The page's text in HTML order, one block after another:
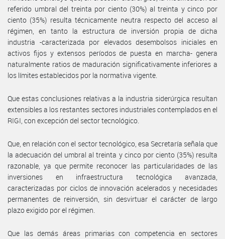
referido umbral del treinta por ciento (30%) al treinta y cinco por
ciento (35%) resulta técnicamente neutra respecto del acceso al
régimen, en tanto la estructura de inversión propia de dicha
industria -caracterizada por elevados desembolsos iniciales en
activos fijos y extensos períodos de puesta en marcha- genera
naturalmente ratios de maduración significativamente inferiores a
los límites establecidos por la normativa vigente.
Que estas conclusiones relativas a la industria siderúrgica resultan
extensibles a los restantes sectores industriales contemplados en el
RIGI, con excepción del sector tecnológico.
Que, en relación con el sector tecnológico, esa Secretaría señala que
la adecuación del umbral al treinta y cinco por ciento (35%) resulta
razonable, ya que permite reconocer las particularidades de las
inversiones en infraestructura tecnológica avanzada,
caracterizadas por ciclos de innovación acelerados y necesidades
permanentes de reinversión, sin desvirtuar el carácter de largo
plazo exigido por el régimen.
Que las demás áreas primarias con competencia en sectores